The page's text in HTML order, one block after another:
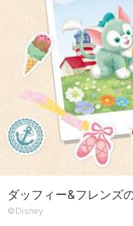
ダッフィー&フレンズ
©Disney